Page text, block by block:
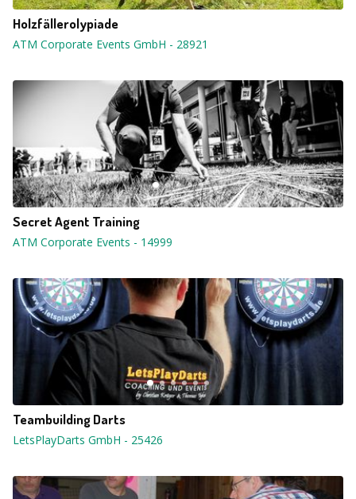
Holzfällerolypiade
ATM Corporate Events GmbH - 28921
Secret Agent Training
ATM Corporate Events - 14999
Teambuilding Darts
LetsPlayDarts GmbH - 25426